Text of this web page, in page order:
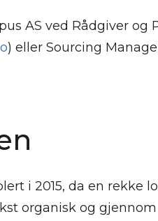
AS ved Rådgiver og
) eller Sourcing
i 2015, da en rekke
organisk og